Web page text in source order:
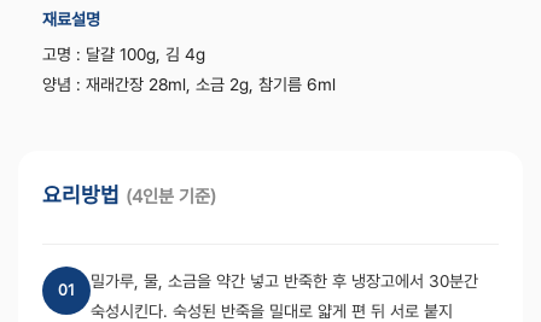
재료설명
고명 : 달걀 100g, 김 4g
양념 : 재래간장 28ml, 소금 2g, 참기름 6ml
요리방법 (4인분 기준)
01
밀가루, 물, 소금을 약간 넣고 반죽한 후 냉장고에서 30분간
숙성시킨다. 숙성된 반죽을 밀대로 얇게 편 뒤 서로 붙지